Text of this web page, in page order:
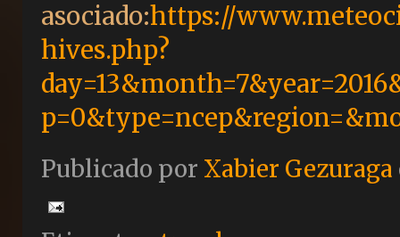
asociado:https://
hives.php?
Publicado por Xabier Gezuraga